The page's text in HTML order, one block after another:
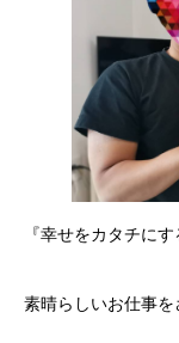
『幸せをカタチに
素晴らしいお仕事を